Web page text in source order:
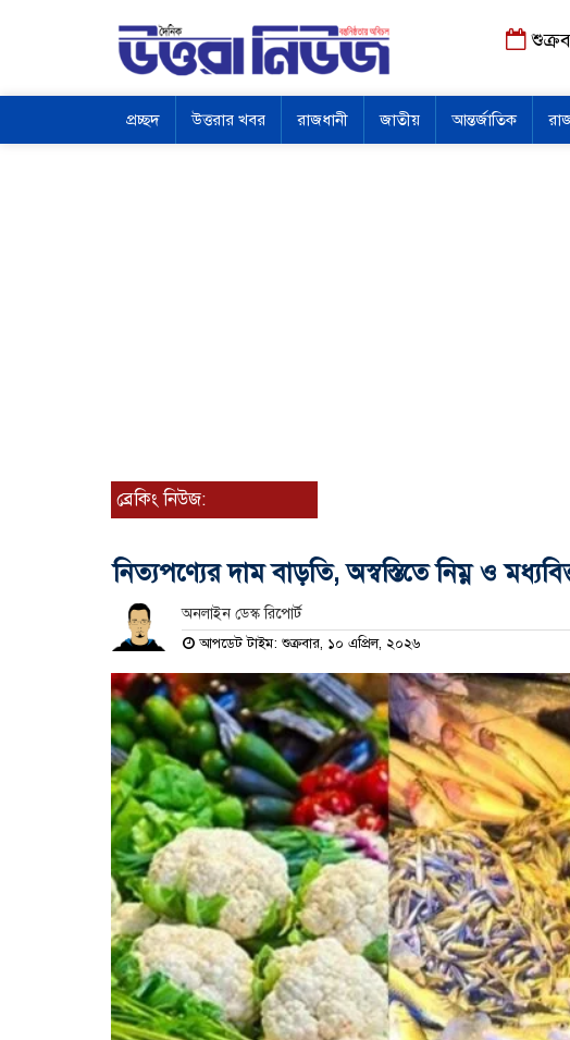
প্রচ্ছদ উত্তরার খবর রাজধানী জাতীয় আন্তর্জাতিক
ব্রেকিং নিউজ:
নিত্যপণ্যের দাম বাড়তি, অস্বস্তিতে নিম্ন ও
অনলাইন ডেস্ক রিপোর্ট
আপডেট টাইম: শুক্রবার, ১০ এপ্রিল, ২০২৬